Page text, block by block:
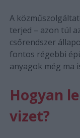
A
terjed – azon túl
csőrendszer
fontos régebbi
anyagok még ma
Hogyan
vizet?